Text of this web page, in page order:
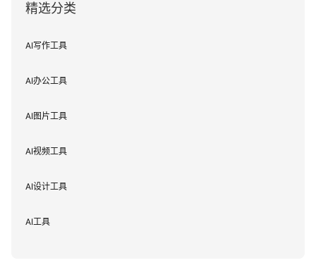
精选分类
AI写作工具
AI办公工具
AI图片工具
AI视频工具
AI设计工具
AI工具